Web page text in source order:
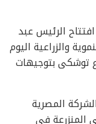
الرئيس عبد
والزراعية اليوم
مشروع توشكى بتوجيهات
المصرية
المنزرعة فى